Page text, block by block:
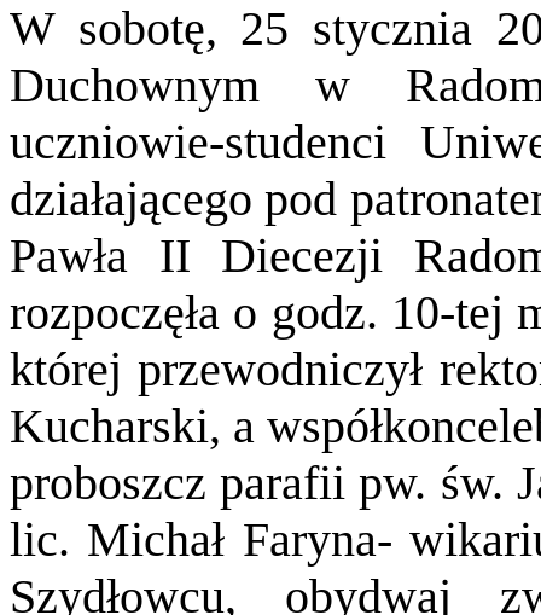
W sobotę, 25 stycznia
Duchownym w
uczniowie-studenci
działającego pod
Pawła II Diecezji
rozpoczęła o godz. 10-tej
której przewodniczył
Kucharski, a
proboszcz parafii pw. św.
lic. Michał Faryna-
Szydłowcu, obydwaj